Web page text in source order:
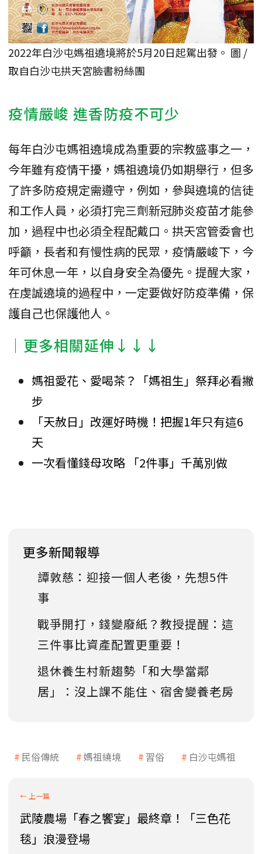
2022年白沙屯媽祖遶境將於5月20日起駕出發。 圖 /
取自白沙屯拱天宮臉書粉絲團
疫情嚴峻 進香防疫不可少
每年白沙屯媽祖遶境成為重要的宗教盛事之一，
今年雖有疫情干擾，媽祖遶境仍如期舉行，但多
了許多防疫規定需遵守，例如，參與遶境的信徒
和工作人員，必須打完三劑新冠肺炎疫苗才能參
加，過程中也必須全程配戴口。拱天宮管委會也
呼籲，長者和有慢性病的民眾，疫情嚴峻下，今
年可休息一年，以自身安全為優先。提醒大家，
在虔誠遶境的過程中，一定要做好防疫準備，保
護自己也保護他人。
｜更多相關延伸↓↓↓
媽祖愛花、愛喝茶？「媽祖生」祭拜必看撇
步
「天赦日」改運好時機！把握1年只有這6
天
一次看懂錢母攻略 「2件事」千萬別做
更多新聞報導
譚敦慈：迎接一個人老後，先想5件
事
戰爭開打，錢變廢紙？教授提醒：這
三件事比資產配置更重要！
退休養生村新趨勢「和大學當鄰
居」：沒上課不能住、宿舍變養老房
民俗傳統 媽祖繞境 習俗 白沙屯媽祖
武陵農場「春之饗宴」最終章！「三色花
毯」浪漫登場